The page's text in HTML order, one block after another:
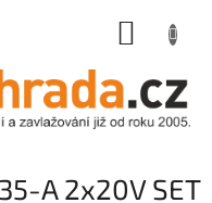
A 2x20V SET